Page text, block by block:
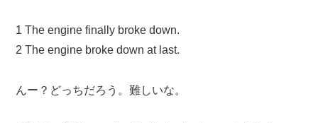
1 The engine finally broke down.
2 The engine broke down at last.
んー？どっちだろう。難しいな。